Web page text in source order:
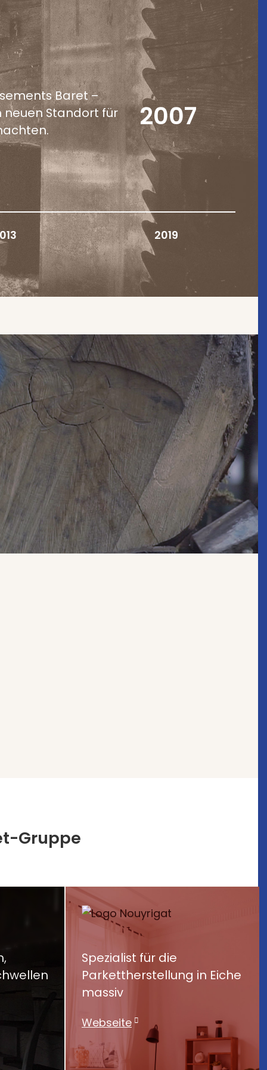
Baret –
neuen Standort für
2007
2019
Gruppe
Spezialist für die
Parkettherstellung in Eiche
massiv
Webseite